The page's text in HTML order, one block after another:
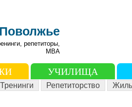
репетиторы,
МВА
УЧИЛИЩА
Тренинги Репетиторство